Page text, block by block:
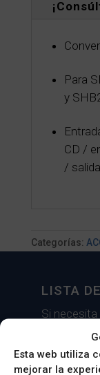
Esta web utiliza
mejorar la
Para
y
CD /
/
Categorías:
LISTA
Si
y conocer
correo.